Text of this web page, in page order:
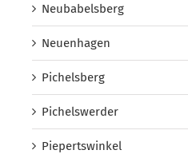
Neubabelsberg
Neuenhagen
Pichelsberg
Pichelswerder
Piepertswinkel